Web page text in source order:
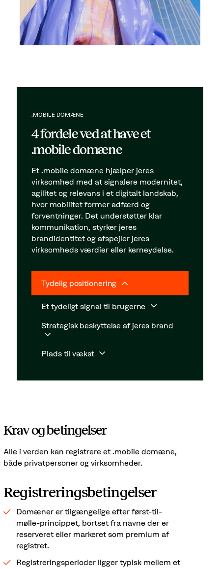
.MOBILE DOMÆNE
4 fordele ved at have et
.mobile domæne
Et .mobile domæne hjælper jeres
virksomhed med at signalere modernitet,
agilitet og relevans i et digitalt landskab,
hvor mobilitet former adfærd og
forventninger. Det understøtter klar
kommunikation, styrker jeres
brandidentitet og afspejler jeres
virksomheds værdier eller kerneydelse.
Tydelig positionering
Et tydeligt signal til brugerne
Strategisk beskyttelse af jeres brand
Plads til vækst
Krav og betingelser
Alle i verden kan registrere et .mobile domæne,
både privatpersoner og virksomheder.
Registreringsbetingelser
Domæner er tilgængelige efter først-til-
mølle-princippet, bortset fra navne der er
reserveret eller markeret som premium af
registret.
Registreringsperioder ligger typisk mellem et